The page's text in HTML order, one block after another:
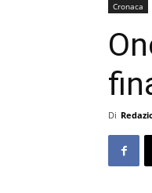
Cronaca
Di